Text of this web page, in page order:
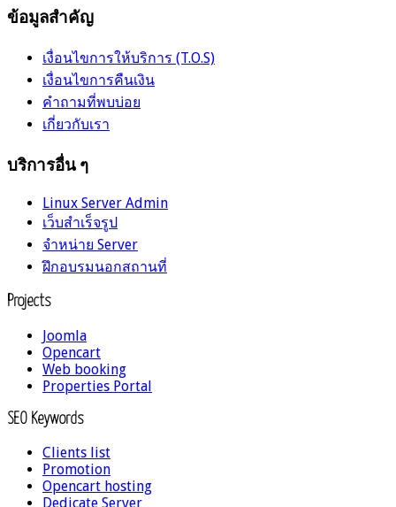
ข้อมูลสำคัญ
เงื่อนไขการให้บริการ (T.O.S)
เงื่อนไขการคืนเงิน
คำถามที่พบบ่อย
เกี่ยวกับเรา
บริการอื่น ๆ
Linux Server Admin
เว็บสำเร็จรูป
จำหน่าย Server
ฝึกอบรมนอกสถานที่
Projects
Joomla
Opencart
Web booking
Properties Portal
SEO Keywords
Clients list
Promotion
Opencart hosting
Dedicate Server